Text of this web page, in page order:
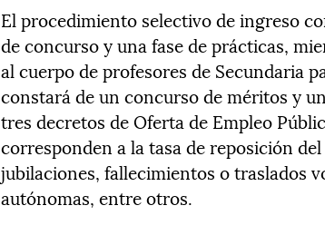
El procedimiento selectivo de ingreso
de concurso y una fase de prácticas,
al cuerpo de profesores de Secundaria
constará de un concurso de méritos y
tres decretos de Oferta de Empleo
corresponden a la tasa de reposición
jubilaciones, fallecimientos o traslados
autónomas, entre otros.